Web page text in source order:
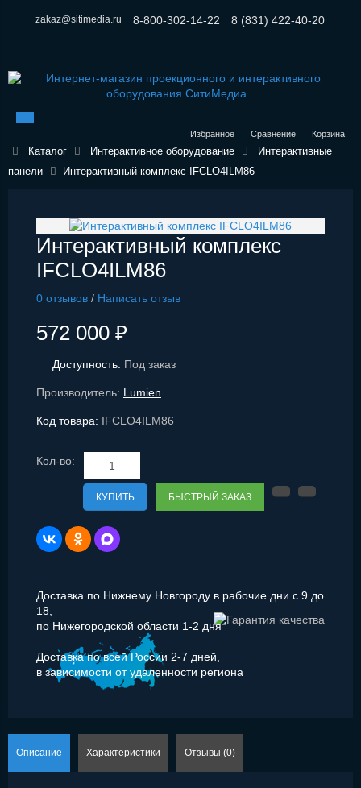
8 (831) 422-40-20
8-800-302-14-22
zakaz@sitimedia.ru
Корзина
Сравнение
Избранное
Каталог Интерактивное оборудование
Интерактивные
панели
Интерактивный комплекс IFCLO4ILM86
Интерактивный комплекс
IFCLO4ILM86
0 отзывов / Написать отзыв
572 000 ₽
Доступность: Под заказ
Производитель: Lumien
Код товара: IFCLO4ILM86
Кол-во:
КУПИТЬ БЫСТРЫЙ ЗАКАЗ
Доставка по Нижнему Новгороду в рабочие дни с 9 до
18,
по Нижегородской области 1-2 дня
Доставка по всей России 2-7 дней,
в зависимости от удаленности региона
Описание Характеристики Отзывы (0)